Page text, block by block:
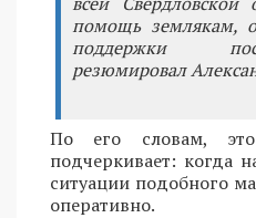
помощь землякам,
поддержки
резюмировал
По его словам,
подчеркивает: когда
ситуации подобного
оперативно.